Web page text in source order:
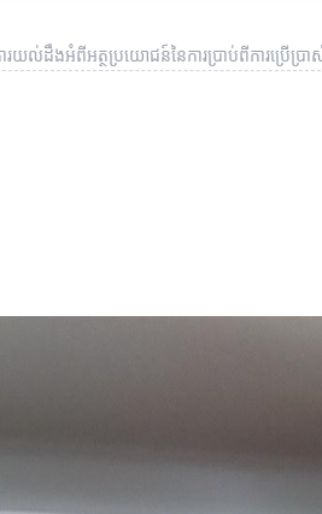
ល់ដឹងអំពីអត្ថប្រយោជន៍នៃការប្រាប់ពីការប្រើប្រា